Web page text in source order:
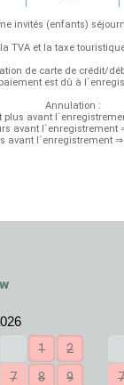
invités (enfants)
TVA et la taxe
de carte de crédit/
est dû à
Annulation :
plus avant
avant l´enregistrement
avant l´enregistrement
1
2
7 8
9
7